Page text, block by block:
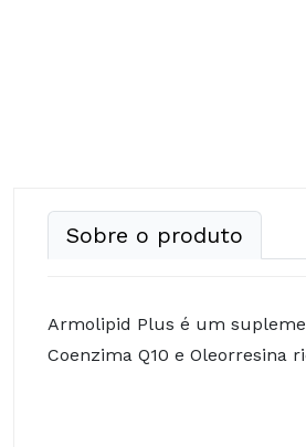
Sobre o produto
Armolipid Plus é um
Coenzima Q10 e Oleorresina